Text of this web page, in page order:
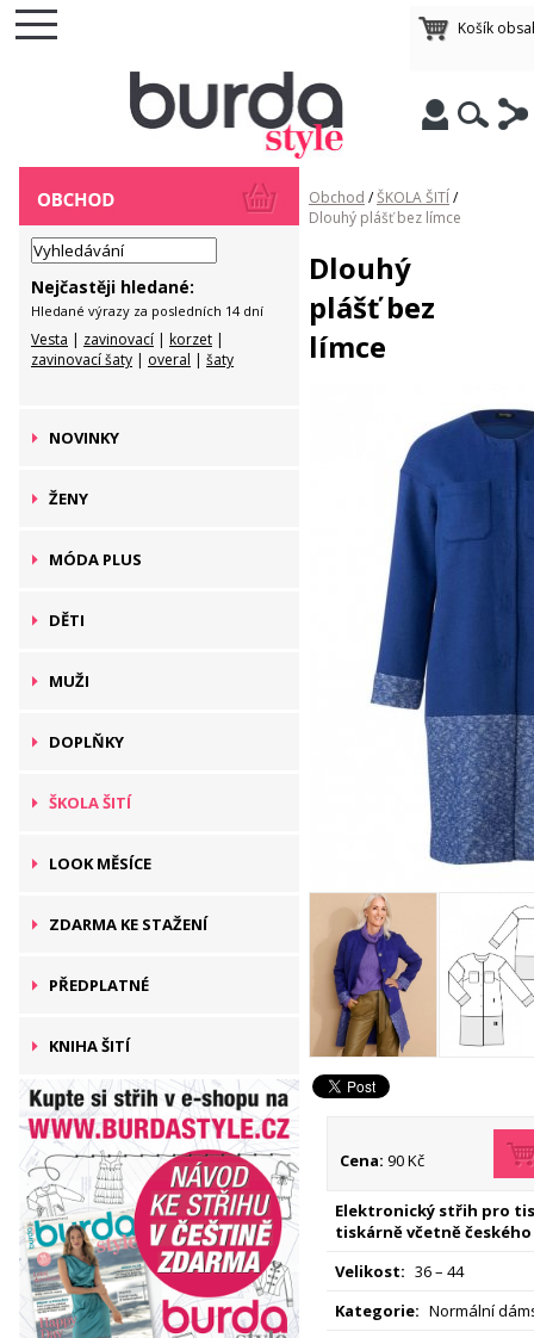
Košík
Nejčastěji hledané:
Hledané výrazy za posledních 14 dní
Vesta | zavinovací | korzet |
zavinovací šaty | overal | šaty
NOVINKY
ŽENY
MÓDA PLUS
DĚTI
MUŽI
DOPLŇKY
ŠKOLA ŠITÍ
LOOK MĚSÍCE
ZDARMA KE STAŽENÍ
PŘEDPLATNÉ
KNIHA ŠITÍ
Obchod /ŠKOLA ŠITÍ /
Dlouhý plášť bez límce
Dlouhý
plášť bez
límce
Cena: 90 Kč
Elektronický střih pro
tiskárně včetně českého
Velikost: 36 – 44
Kategorie: Normální